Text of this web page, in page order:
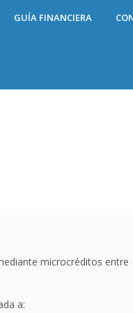
GUÍA FINANCIERA
microcréditos entre
a: